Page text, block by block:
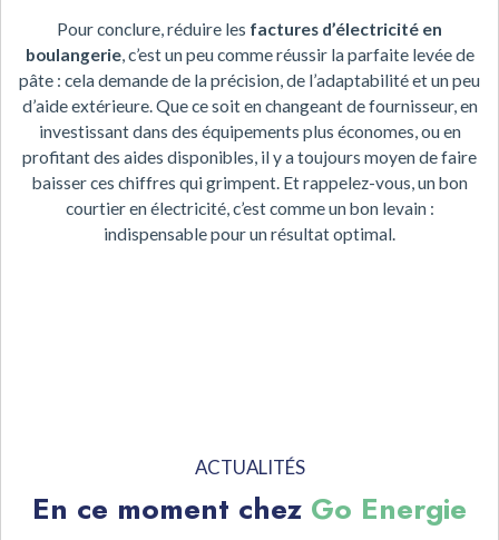
Pour conclure, réduire les factures d’électricité en
boulangerie, c’est un peu comme réussir la parfaite levée de
pâte : cela demande de la précision, de l’adaptabilité et un peu
d’aide extérieure. Que ce soit en changeant de fournisseur, en
investissant dans des équipements plus économes, ou en
profitant des aides disponibles, il y a toujours moyen de faire
baisser ces chiffres qui grimpent. Et rappelez-vous, un bon
courtier en électricité, c’est comme un bon levain :
indispensable pour un résultat optimal.
ACTUALITÉS
En ce moment chez Go Energie